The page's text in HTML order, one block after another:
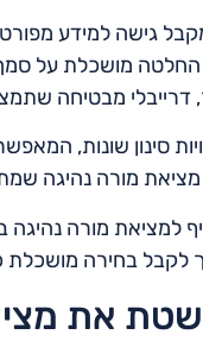
גישה למידע
מושכלת על
מבטיחה
סינון שונות,
מציאת מורה נהיגה
למציאת מורה
לקבל בחירה
את